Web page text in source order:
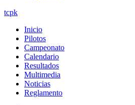
tcpk
Inicio
Pilotos
Campeonato
Calendario
Resultados
Multimedia
Noticias
Reglamento